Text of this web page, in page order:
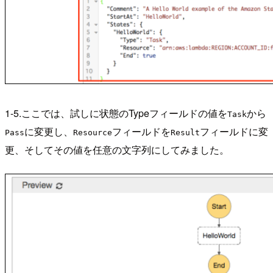
1-5.ここでは、試しに状態のTypeフィールドの値をTaskから
Passに変更し、 ResourceフィールドをResultフィールドに変
更、そしてその値を任意の文字列にしてみました。